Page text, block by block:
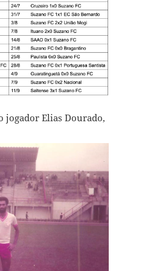
jogador Elias Dourado,